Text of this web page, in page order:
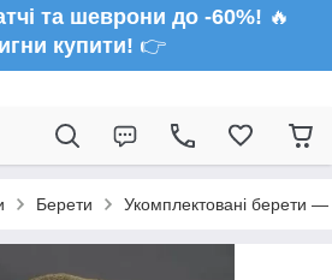
та шеврони до -60%! 🔥
купити! 👉
Берети Укомплектовані берети